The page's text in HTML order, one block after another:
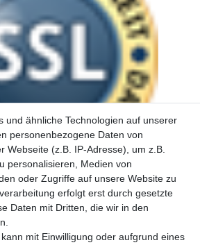
und ähnliche Technologien auf unserer
personenbezogene Daten von
Webseite (z.B. IP-Adresse), um z.B.
personalisieren, Medien von
oder Zugriffe auf unsere Website zu
erfolgt erst durch gesetzte
Daten mit Dritten, die wir in den
mit Einwilligung oder aufgrund eines